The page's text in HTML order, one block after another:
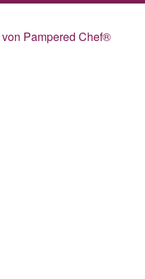
Pampered Chef®